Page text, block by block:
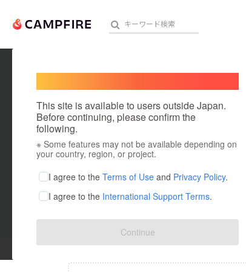
人気のプロジェクト
アート・写真
テクノロジー・ガジェット
映像・映画
ビジネス・起業
まちづくり・地域活性化
This site is available to users outside Japan.
Before continuing, please confirm the
following.
※ Some features may not be available depending on
your country, region, or project.
I agree to the Terms of Use and Privacy Policy.
I agree to the International Support Terms.
Continue
これ
出身国：
頑張る